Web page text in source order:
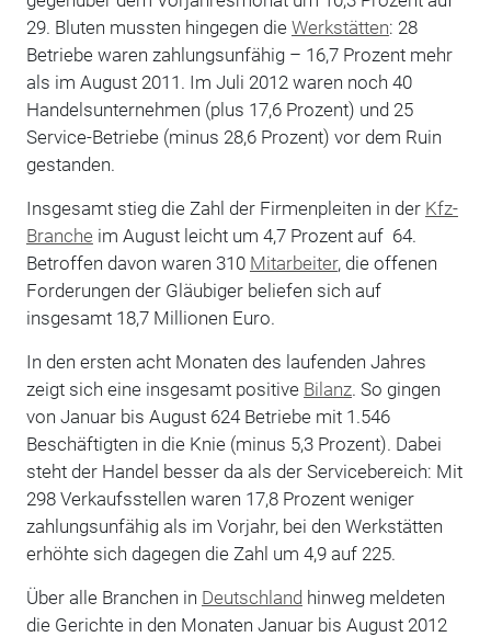
29. Bluten mussten hingegen die Werkstätten: 28
Betriebe waren zahlungsunfähig – 16,7 Prozent mehr
als im August 2011. Im Juli 2012 waren noch 40
Handelsunternehmen (plus 17,6 Prozent) und 25
Service-Betriebe (minus 28,6 Prozent) vor dem Ruin
gestanden.
Insgesamt stieg die Zahl der Firmenpleiten in der Kfz-
Branche im August leicht um 4,7 Prozent auf 64.
Betroffen davon waren 310 Mitarbeiter, die offenen
Forderungen der Gläubiger beliefen sich auf
insgesamt 18,7 Millionen Euro.
In den ersten acht Monaten des laufenden Jahres
zeigt sich eine insgesamt positive Bilanz. So gingen
von Januar bis August 624 Betriebe mit 1.546
Beschäftigten in die Knie (minus 5,3 Prozent). Dabei
steht der Handel besser da als der Servicebereich: Mit
298 Verkaufsstellen waren 17,8 Prozent weniger
zahlungsunfähig als im Vorjahr, bei den Werkstätten
erhöhte sich dagegen die Zahl um 4,9 auf 225.
Über alle Branchen in Deutschland hinweg meldeten
die Gerichte in den Monaten Januar bis August 2012